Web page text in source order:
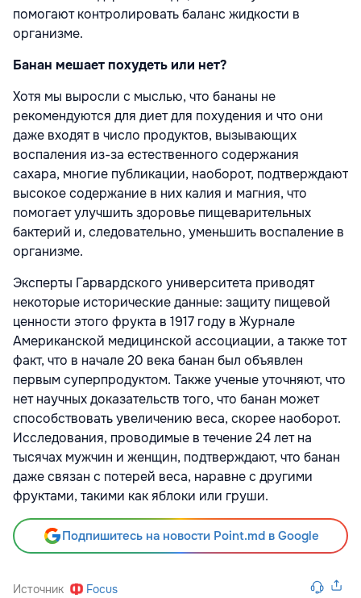
помогают контролировать баланс жидкости в
организме.
Банан мешает похудеть или нет?
Хотя мы выросли с мыслью, что бананы не
рекомендуются для диет для похудения и что они
даже входят в число продуктов, вызывающих
воспаления из-за естественного содержания
сахара, многие публикации, наоборот, подтверждают
высокое содержание в них калия и магния, что
помогает улучшить здоровье пищеварительных
бактерий и, следовательно, уменьшить воспаление в
организме.
Эксперты Гарвардского университета приводят
некоторые исторические данные: защиту пищевой
ценности этого фрукта в 1917 году в Журнале
Американской медицинской ассоциации, а также тот
факт, что в начале 20 века банан был объявлен
первым суперпродуктом. Также ученые уточняют, что
нет научных доказательств того, что банан может
способствовать увеличению веса, скорее наоборот.
Исследования, проводимые в течение 24 лет на
тысячах мужчин и женщин, подтверждают, что банан
даже связан с потерей веса, наравне с другими
фруктами, такими как яблоки или груши.
Подпишитесь на новости Point.md в Google
Источник Focus